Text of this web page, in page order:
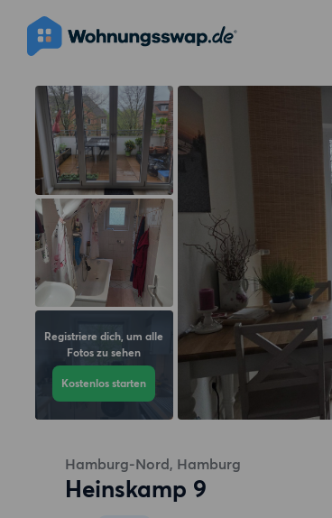
Registriere dich, um alle
Fotos zu sehen
Kostenlos starten
Hamburg-Nord, Hamburg
Heinskamp 9